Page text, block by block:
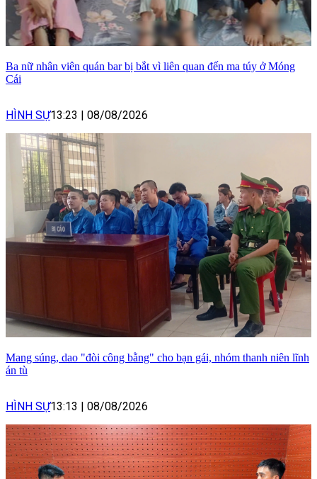
Ba nữ nhân viên quán bar bị bắt vì liên quan đến ma túy ở Móng
Cái
HÌNH SỰ13:23 08/08/2026
Mang súng, dao "đòi công bằng" cho bạn gái, nhóm thanh niên lĩnh
án tù
HÌNH SỰ13:13 08/08/2026